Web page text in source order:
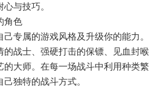
与技巧。
角色
专属的游戏风格及升级你的能力。
的战士、强硬打击的保镖、见血封喉
的大师。在每一场战斗中利用种类繁
独特的战斗方式。